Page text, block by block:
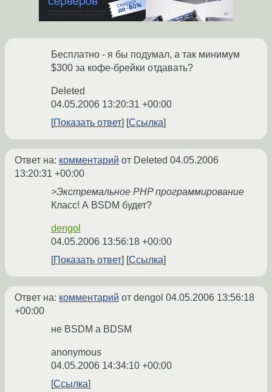
Бесплатно - я бы подумал, а так минимум
$300 за кофе-брейки отдавать?
Deleted
04.05.2006 13:20:31 +00:00
Показать ответ
Ссылка
Ответ на: комментарий от Deleted 04.05.2006
13:20:31 +00:00
>Экстремальное PHP программирование
Класс! А BSDM будет?
dengol
04.05.2006 13:56:18 +00:00
Показать ответ
Ссылка
Ответ на: комментарий от dengol 04.05.2006 13:56:18
+00:00
не BSDM а BDSM
anonymous
04.05.2006 14:34:10 +00:00
Ссылка